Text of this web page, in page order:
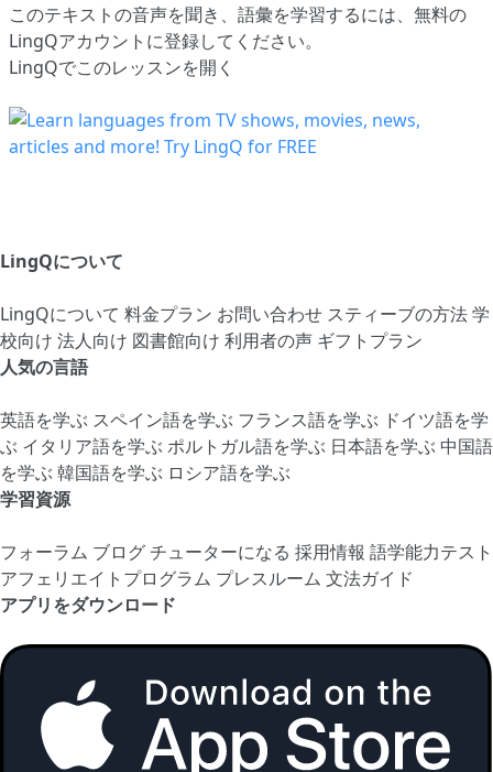
このテキストの音声を聞き、語彙を学習するには、 無料の
LingQアカウントに登録してください。
LingQでこのレッスンを開く
LingQについて
LingQについて 料金プラン お問い合わせ スティーブの方法学
校向け 法人向け 図書館向け 利用者の声 ギフトプラン
人気の言語
英語を学ぶ スペイン語を学ぶ フランス語を学ぶ ドイツ語を学
ぶ イタリア語を学ぶ ポルトガル語を学ぶ 日本語を学ぶ 中国語
を学ぶ 韓国語を学ぶ ロシア語を学ぶ
学習資源
フォーラム ブログチューターになる 採用情報 語学能力テスト
アフェリエイトプログラム プレスルーム 文法ガイド
アプリをダウンロード